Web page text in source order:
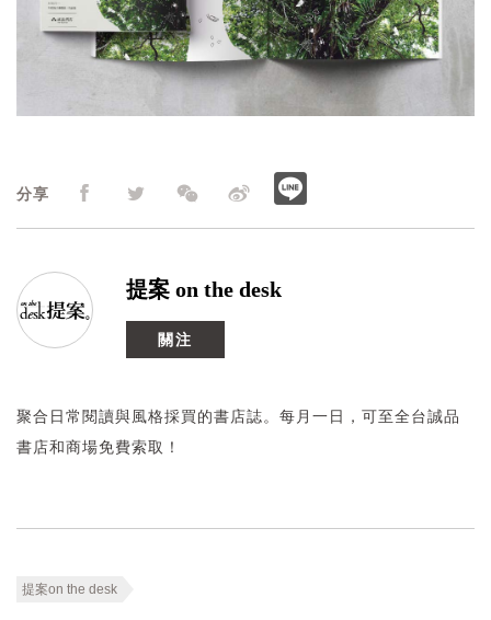
分享
提案 on the desk
關注
聚合日常閱讀與風格採買的書店誌。每月一日，可至全台誠品
書店和商場免費索取！
提案on the desk